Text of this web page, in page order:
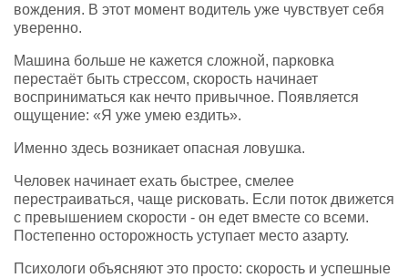
вождения. В этот момент водитель уже чувствует себя
уверенно.
Машина больше не кажется сложной, парковка
перестаёт быть стрессом, скорость начинает
восприниматься как нечто привычное. Появляется
ощущение: «Я уже умею ездить».
Именно здесь возникает опасная ловушка.
Человек начинает ехать быстрее, смелее
перестраиваться, чаще рисковать. Если поток движется
с превышением скорости - он едет вместе со всеми.
Постепенно осторожность уступает место азарту.
Психологи объясняют это просто: скорость и успешные